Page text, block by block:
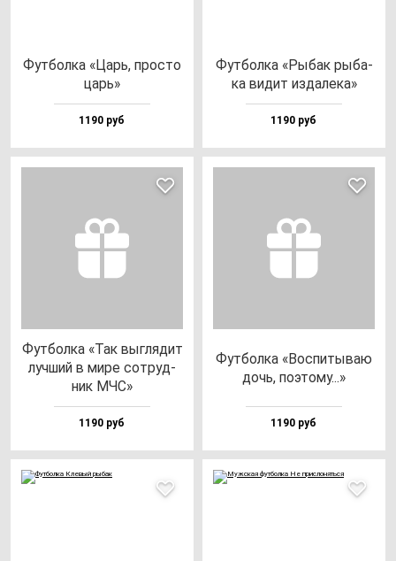
Фут­бол­ка «Царь, прос­то
царь»
1190 руб
Фут­бол­ка «Рыбак ры­ба­
ка ви­дит из­да­ле­ка»
1190 руб
Фут­бол­ка «Так выг­ля­дит
луч­ший в ми­ре сот­руд­
ник МЧС»
1190 руб
Фут­бол­ка «Вос­пи­ты­ваю
дочь, по­это­му...»
1190 руб